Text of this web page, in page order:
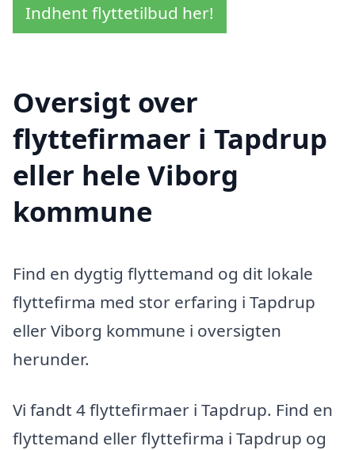
Indhent flyttetilbud her!
Oversigt over
flyttefirmaer i Tapdrup
eller hele Viborg
kommune
Find en dygtig flyttemand og dit lokale
flyttefirma med stor erfaring i Tapdrup
eller Viborg kommune i oversigten
herunder.
Vi fandt 4 flyttefirmaer i Tapdrup. Find en
flyttemand eller flyttefirma i Tapdrup og